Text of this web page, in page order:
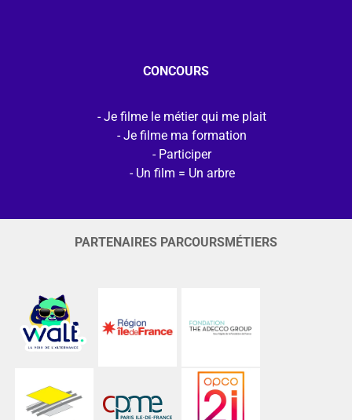
CONCOURS
Je filme le métier qui me plait
Je filme ma formation
Participer
Un film = Un arbre
PARTENAIRES PARCOURSMÉTIERS